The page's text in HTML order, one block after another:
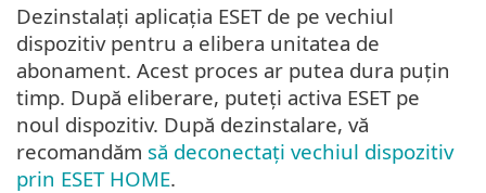
Dezinstalați aplicația ESET de pe vechiul
dispozitiv pentru a elibera unitatea de
abonament. Acest proces ar putea dura puțin
timp. După eliberare, puteți activa ESET pe
noul dispozitiv. După dezinstalare, vă
recomandăm să deconectați vechiul dispozitiv
prin ESET HOME.